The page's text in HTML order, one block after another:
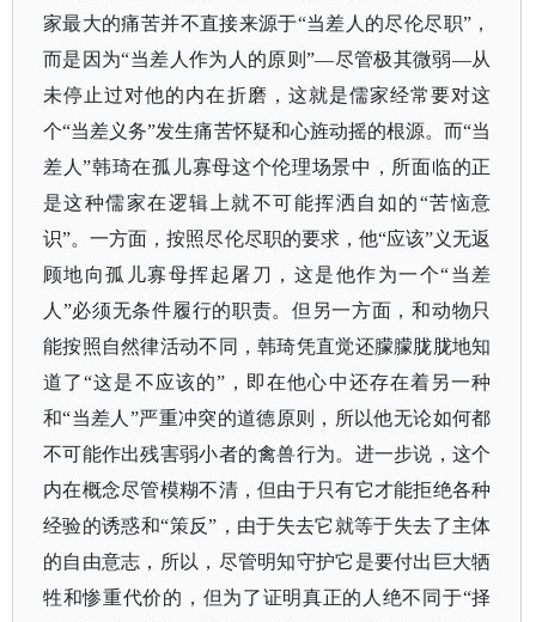
家最大的痛苦并不直接来源于“当差人的尽伦尽职”，
而是因为“当差人作为人的原则”—尽管极其微弱—从
未停止过对他的内在折磨，这就是儒家经常要对这
个“当差义务”发生痛苦怀疑和心旌动摇的根源。而“当
差人”韩琦在孤儿寡母这个伦理场景中，所面临的正
是这种儒家在逻辑上就不可能挥洒自如的“苦恼意
识”。一方面，按照尽伦尽职的要求，他“应该”义无返
顾地向孤儿寡母挥起屠刀，这是他作为一个“当差
人”必须无条件履行的职责。但另一方面，和动物只
能按照自然律活动不同，韩琦凭直觉还朦朦胧胧地知
道了“这是不应该的”，即在他心中还存在着另一种
和“当差人”严重冲突的道德原则，所以他无论如何都
不可能作出残害弱小者的禽兽行为。进一步说，这个
内在概念尽管模糊不清，但由于只有它才能拒绝各种
经验的诱惑和“策反”，由于失去它就等于失去了主体
的自由意志，所以，尽管明知守护它是要付出巨大牺
牲和惨重代价的，但为了证明真正的人绝不同于“择